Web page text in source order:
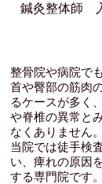
鍼灸整体師
整骨院や病院で
首や臀部の筋肉
るケースが多く
や脊椎の異常と
なくありません。
当院では徒手検
い、痺れの原因
する専門院です